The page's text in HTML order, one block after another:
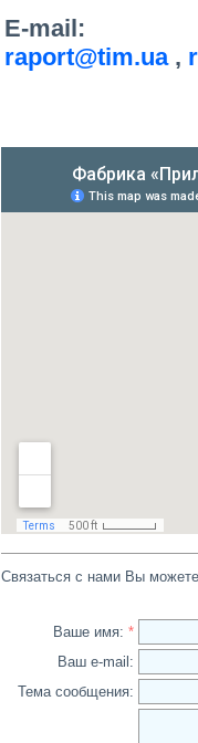
E-mail:
raport@tim.ua ,
Связаться с нами Вы
Ваше имя: *
Ваш e-mail:
Тема сообщения: